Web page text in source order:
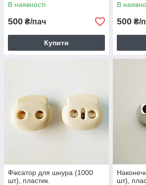
В наявності
500 ₴/пач
Купити
В
500 ₴/
Фіксатор для шнура (1000
шт), пластик.
шт),